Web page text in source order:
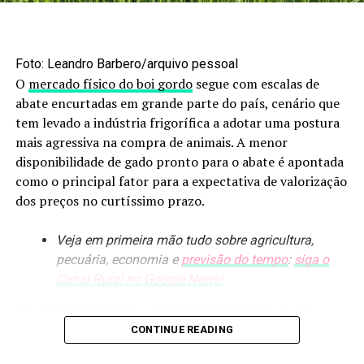
processo que garante qualidade, eficácia e segurança
para produtores e consumidores.
Quando o produtor recorre a insumos piratas, ele não
apenas coloca sua lavoura em risco: ele mina o
investimento em ciência e tecnologia. Isso desestimula a
inovação e compromete o futuro do agronegócio, que
depende justamente de novas soluções para enfrentar
mais de forma sustentável. Valorizar o trabalho da
ciência é também proteger o agro de práticas
criminosas.
Hoje, a realidade é dura: para quem pratica esse tipo de
crime, as penas ainda compensam. O risco jurídico é
Foto: Leandro Barbero/arquivo pessoal
O mercado físico do boi gordosegue com escalas de
abate encurtadas em grande parte do país, cenário que
tem levado a indústria frigorífica a adotar uma postura
mais agressiva na compra de animais. A menor
disponibilidade de gado pronto para o abate é apontada
como o principal fator para a expectativa de valorização
dos preços no curtíssimo prazo.
Veja em primeira mão tudo sobre agricultura,
pecuária, economia e previsão do tempo: siga o
Canal Rural no Google News!
preços da carne bovina no atacado, com a combinação
CONTINUE READING